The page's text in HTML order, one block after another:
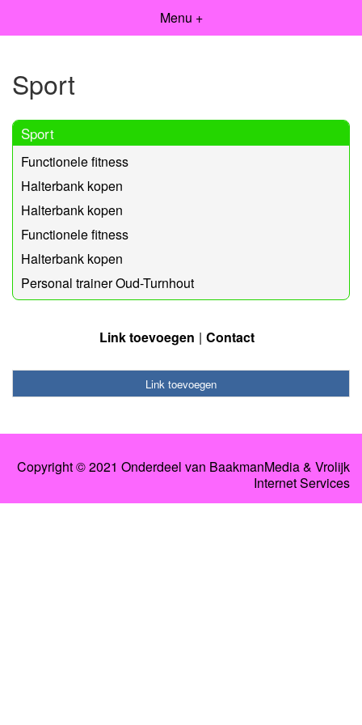
Menu +
Sport
Sport
Functionele fitness
Halterbank kopen
Halterbank kopen
Functionele fitness
Halterbank kopen
Personal trainer Oud-Turnhout
Link toevoegen Contact
Link toevoegen
Copyright © 2021 Onderdeel van BaakmanMedia & Vrolijk
Internet Services